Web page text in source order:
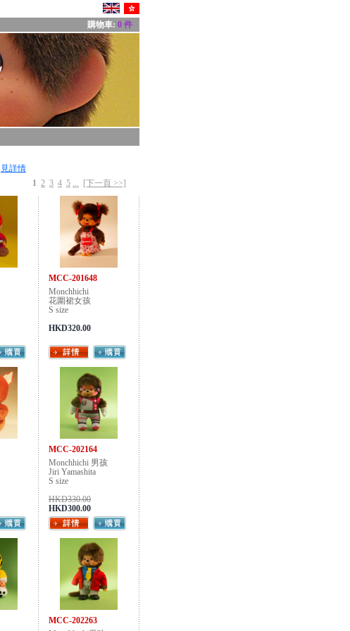
購物車: 0 件
見詳情
1 2 3 4 5 ... [下一頁 >>]
MCC-201648
Monchhichi
花圍裙女孩
S size
HKD320.00
MCC-202164
Monchhichi 男孩
Jiri Yamashita
S size
HKD330.00
HKD300.00
MCC-202263